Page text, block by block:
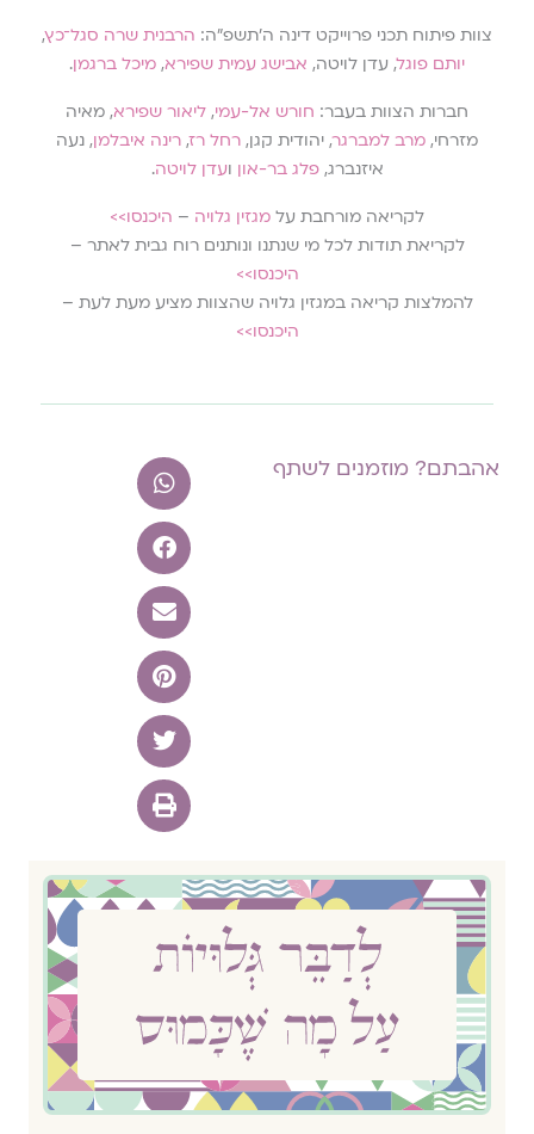
צוות פיתוח תכני פרוייקט דינה ה׳תשפ״ה: הרבנית שרה סגל־כץ,
יותם פוגל, עדן לויטה, אבישג עמית שפירא, מיכל ברגמן.
חברות הצוות בעבר: חורש אל-עמי, ליאור שפירא, מאיה
מזרחי, מרב למברגר, יהודית קגן, רחל רז, רינה איבלמן, נעה
איזנברג,פלג בר-און ועדן לויטה.
לקריאה מורחבת על מגזין גלויה – היכנסו>>
לקריאת תודות לכל מי שנתנו ונותנים רוח גבית לאתר –
היכנסו>>
להמלצות קריאה במגזין גלויה שהצוות מציע מעת לעת –
היכנסו>>
אהבתם? מוזמנים לשתף